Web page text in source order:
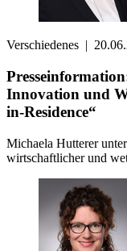
Verschiedenes |
Innovation und
in-Residence“
Michaela Hutterer
wirtschaftlicher und